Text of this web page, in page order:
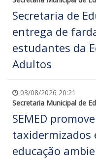
Secretaria de
entrega de
estudantes da
Adultos
03/08/2026 20:21
Secretaria Municipal de
SEMED
taxidermizados
educação